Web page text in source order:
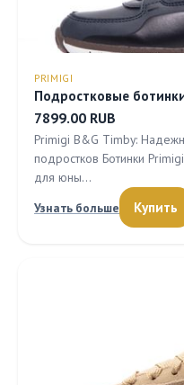
PRIMIGI
Подростковые
7899.00 RUB
Primigi B&G Timby:
подростков Ботинки
для юны…
Узнать больше
Купить